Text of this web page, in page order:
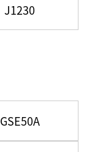
J1230
GSE50A